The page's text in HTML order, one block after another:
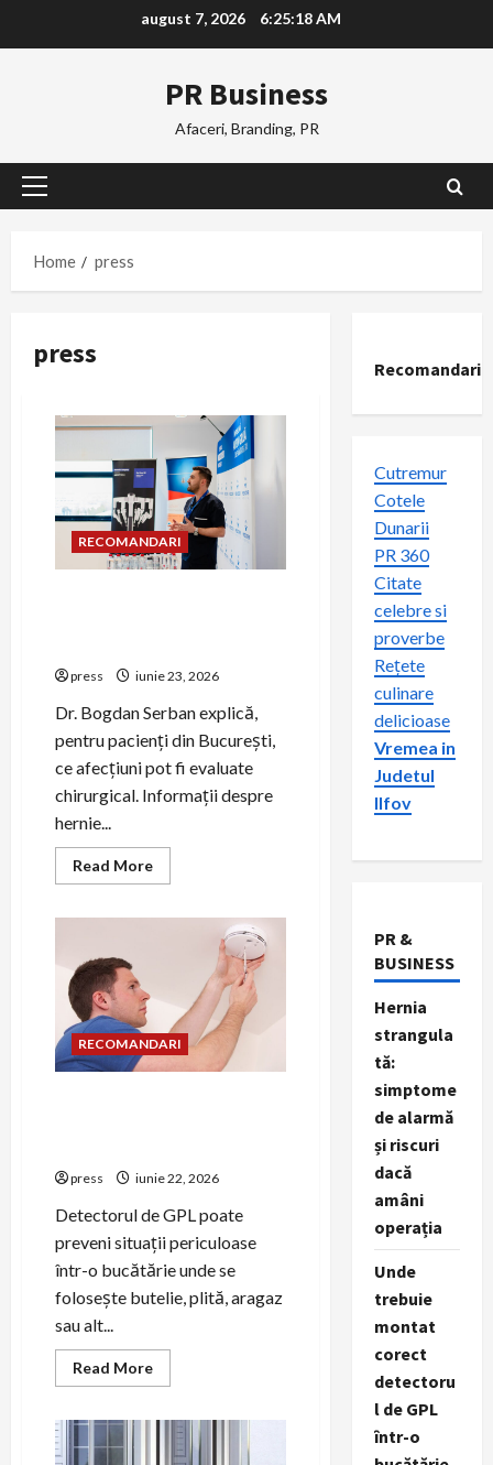
august 7, 2026 6:25:19 AM
PR Business
Afaceri, Branding, PR
Primary
Home
press
press
RECOMANDARI
press iunie 23, 2026
Dr. Bogdan Serban explică,
pentru pacienți din București,
ce afecțiuni pot fi evaluate
chirurgical. Informații despre
hernie...
Read MoreRead
more
strangulată:
simptome
riscuri
dacă
amâni
operația
RECOMANDARI
press iunie 22, 2026
Detectorul de GPL poate
preveni situații periculoase
într-o bucătărie unde se
folosește butelie, plită, aragaz
sau alt...
Read MoreRead
more
trebuie
montat
corect
Recomandari
Cutremur
Cotele
Dunarii
PR 360
Citate
celebre si
proverbe
Rețete
culinare
delicioase
Vremea in
Judetul
Ilfov
PR &
BUSINESS
Hernia
strangula
tă:
simptome
de alarmă
și riscuri
dacă
amâni
operația
Unde
trebuie
montat
corect
detectoru
l de GPL
într-o